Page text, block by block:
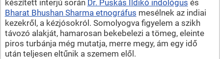
készített interjú során Dr. Puskás Ildikó indológus és
Bharat Bhushan Sharma etnográfus mesélnek az indiai
kezekről, a kézjósokról. Somolyogva figyelem a szikh
távozó alakját, hamarosan bekebelezi a tömeg, eleinte
piros turbánja még mutatja, merre megy, ám egy idő
után teljesen eltűnik a szemem elől.